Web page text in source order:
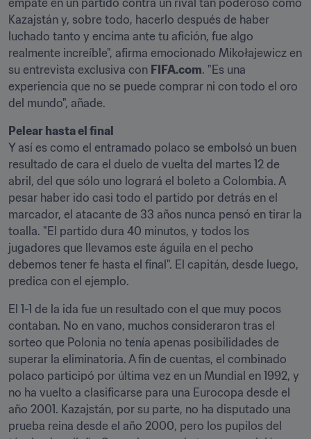
empate en un partido contra un rival tan poderoso como
Kazajstán y, sobre todo, hacerlo después de haber
luchado tanto y encima ante tu afición, fue algo
realmente increíble", afirma emocionado Mikołajewicz en
su entrevista exclusiva con FIFA.com. "Es una
experiencia que no se puede comprar ni con todo el oro
del mundo", añade.
Pelear hasta el final
Y así es como el entramado polaco se embolsó un buen
resultado de cara el duelo de vuelta del martes 12 de
abril, del que sólo uno logrará el boleto a Colombia. A
pesar haber ido casi todo el partido por detrás en el
marcador, el atacante de 33 años nunca pensó en tirar la
toalla. "El partido dura 40 minutos, y todos los
jugadores que llevamos este águila en el pecho
debemos tener fe hasta el final". El capitán, desde luego,
predica con el ejemplo.
El 1-1 de la ida fue un resultado con el que muy pocos
contaban. No en vano, muchos consideraron tras el
sorteo que Polonia no tenía apenas posibilidades de
superar la eliminatoria. A fin de cuentas, el combinado
polaco participó por última vez en un Mundial en 1992, y
no ha vuelto a clasificarse para una Eurocopa desde el
año 2001. Kazajstán, por su parte, no ha disputado una
prueba reina desde el año 2000, pero los pupilos del